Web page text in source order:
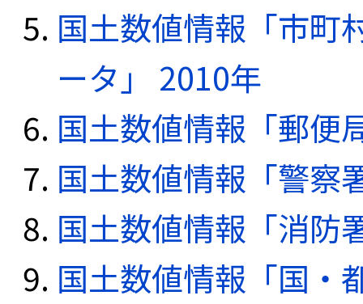
国土数値情報「市町
ータ」 2010年
国土数値情報「郵便
国土数値情報「警察
国土数値情報「消防
国土数値情報「国・